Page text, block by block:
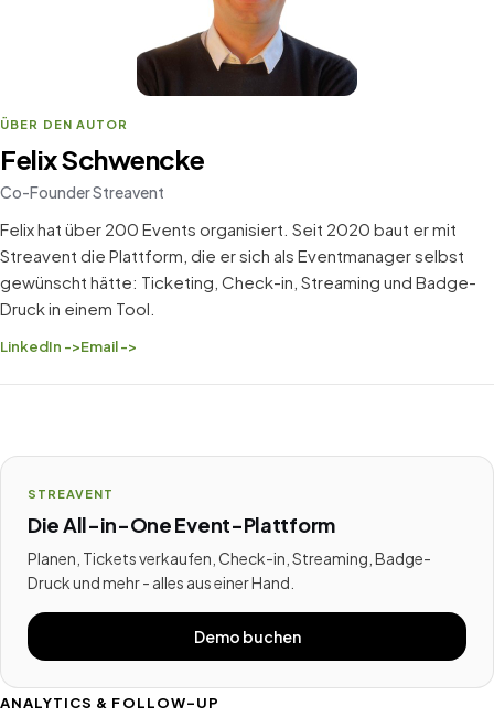
STREAVENT
Die All-in-One Event-Plattform
Planen, Tickets verkaufen, Check-in, Streaming, Badge-
Druck und mehr - alles aus einer Hand.
Demo buchen
ANALYTICS & FOLLOW-UP
ÜBER DEN AUTOR
Felix Schwencke
Co-Founder Streavent
Felix hat über 200 Events organisiert. Seit 2020 baut er mit
Streavent die Plattform, die er sich als Eventmanager selbst
gewünscht hätte: Ticketing, Check-in, Streaming und Badge-
Druck in einem Tool.
LinkedIn ->Email ->